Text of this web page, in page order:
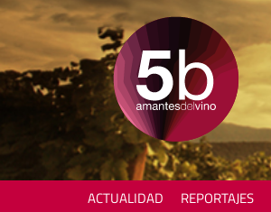
ACTUALIDAD REPORTAJES